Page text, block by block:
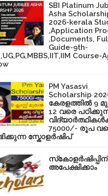
SBI Platinum
Asha
2026-kerala
,Application
,Documents,
Guide-9th-
Course-
PM Yasasvi
Scholarship
കേരളത്തിൽ 9
12 വരെ
75000/- രൂപ
സ്കോളർഷിപ്
സ്‌കോളർഷിപ്പിന്
അപേക്ഷിക്കാം